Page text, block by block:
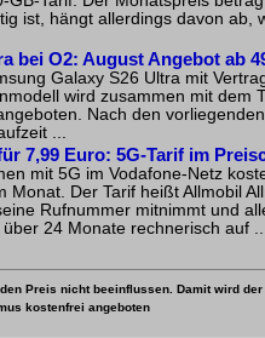
ist, hängt allerdings davon ab,
bei O2: August Angebot ab
Galaxy S26 Ultra mit
wird zusammen mit dem
Nach den vorliegenden
...
7,99 Euro: 5G-Tarif im
mit 5G im Vodafone-Netz
Monat. Der Tarif heißt Allmobil
Rufnummer mitnimmt und
24 Monate rechnerisch auf
Preis nicht beeinflussen. Damit wird
kostenfrei angeboten